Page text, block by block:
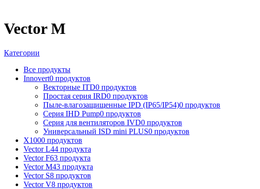
Vector M
Категории
Все продукты
Innovert0 продуктов
Векторные ITD0 продуктов
Простая серия IRD0 продуктов
Пыле-влагозащищенные IPD (IP65/IP54)0 продуктов
Серия IHD Pump0 продуктов
Серия для вентиляторов IVD0 продуктов
Универсальный ISD mini PLUS0 продуктов
X1000 продуктов
Vector L44 продукта
Vector F63 продукта
Vector M43 продукта
Vector S8 продуктов
Vector V8 продуктов